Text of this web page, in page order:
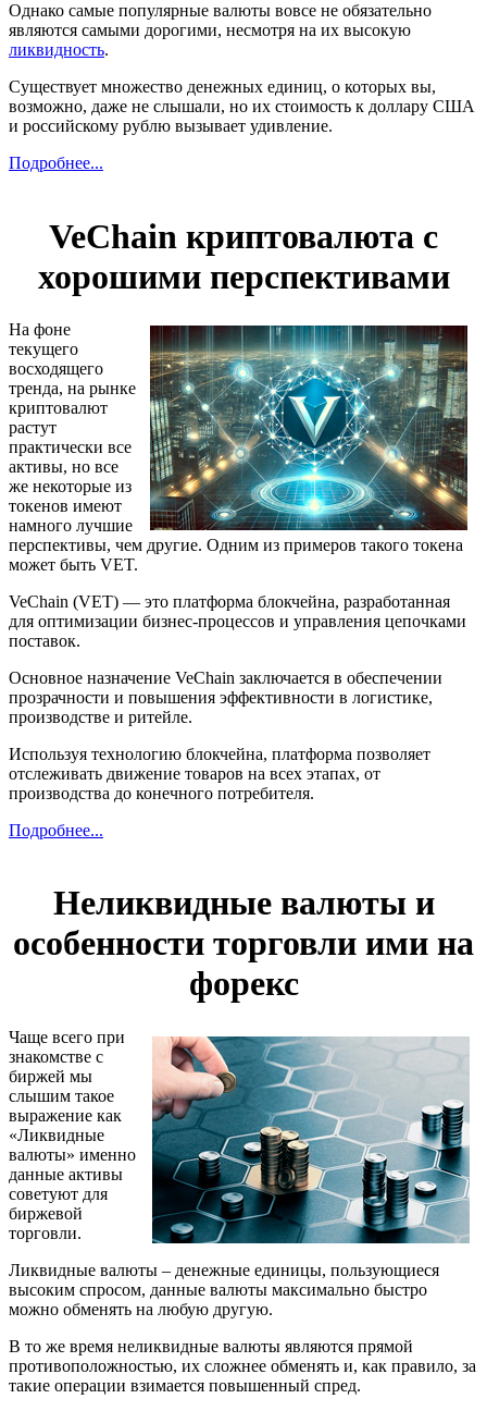
Однако самые популярные валюты вовсе не обязательно
являются самыми дорогими, несмотря на их высокую
ликвидность.
Существует множество денежных единиц, о которых вы,
возможно, даже не слышали, но их стоимость к доллару США
и российскому рублю вызывает удивление.
Подробнее...
VeChain криптовалюта с
хорошими перспективами
На фоне
текущего
восходящего
тренда, на рынке
криптовалют
растут
практически все
активы, но все
же некоторые из
токенов имеют
намного лучшие
перспективы, чем другие. Одним из примеров такого токена
может быть VET.
VeChain (VET) — это платформа блокчейна, разработанная
для оптимизации бизнес-процессов и управления цепочками
поставок.
Основное назначение VeChain заключается в обеспечении
прозрачности и повышения эффективности в логистике,
производстве и ритейле.
Используя технологию блокчейна, платформа позволяет
отслеживать движение товаров на всех этапах, от
производства до конечного потребителя.
Подробнее...
Неликвидные валюты и
особенности торговли ими на
форекс
Чаще всего при
знакомстве с
биржей мы
слышим такое
выражение как
«Ликвидные
валюты» именно
данные активы
советуют для
биржевой
торговли.
Ликвидные валюты – денежные единицы, пользующиеся
высоким спросом, данные валюты максимально быстро
можно обменять на любую другую.
В то же время неликвидные валюты являются прямой
противоположностью, их сложнее обменять и, как правило, за
такие операции взимается повышенный спред.